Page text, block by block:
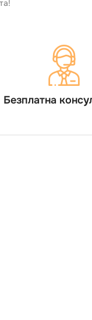
Безплатна